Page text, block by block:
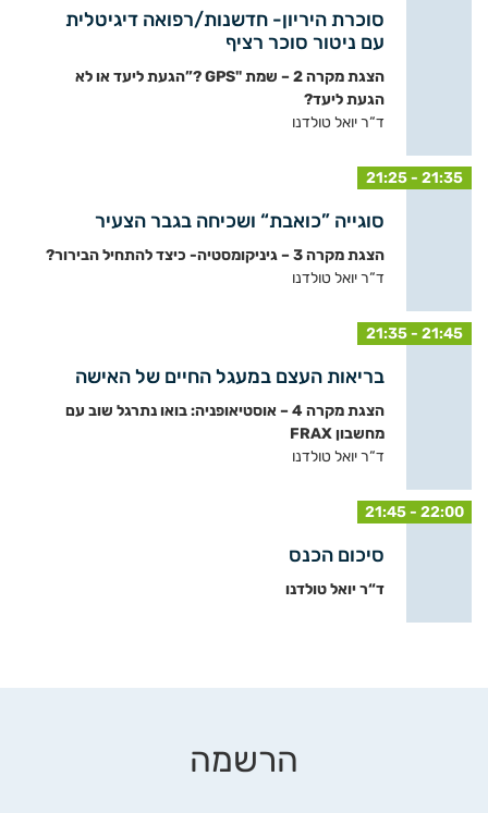
סוכרת היריון- חדשנות/רפואה דיגיטלית
עם ניטור סוכר רציף
הצגת מקרה 2 – שמת "GPS ?”הגעת ליעד או לא
הגעת ליעד?
ד“ר יואל טולדנו
21:25 - 21:35
סוגייה ”כואבת“ ושכיחה בגבר הצעיר
הצגת מקרה 3 – גיניקומסטיה- כיצד להתחיל הבירור?
ד“ר יואל טולדנו
21:35 - 21:45
בריאות העצם במעגל החיים של האישה
הצגת מקרה 4 – אוסטיאופניה: בואו נתרגל שוב עם
מחשבון FRAX
ד“ר יואל טולדנו
21:45 - 22:00
סיכום הכנס
ד“ר יואל טולדנו
הרשמה